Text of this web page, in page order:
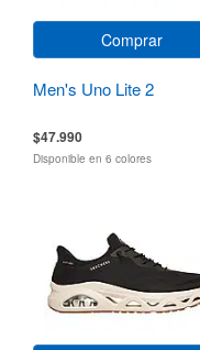
Comprar
Men's Uno Lite 2
$47.990
Disponible en 6 colores